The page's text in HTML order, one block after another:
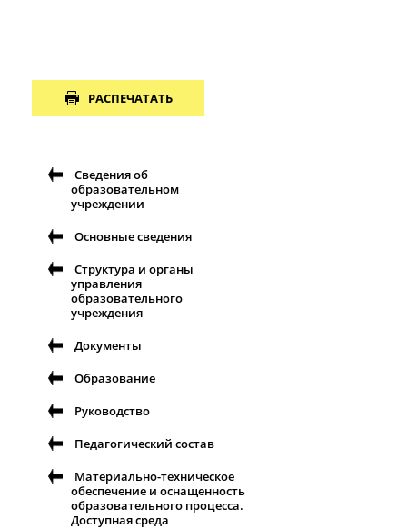
РАСПЕЧАТАТЬ
Сведения об
образовательном
учреждении
Основные сведения
Структура и органы
управления
образовательного
учреждения
Документы
Образование
Руководство
Педагогический состав
Материально-техническое
обеспечение и оснащенность
образовательного процесса.
Доступная среда